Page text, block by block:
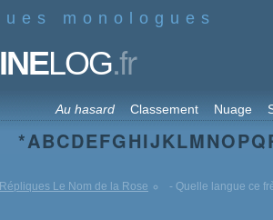
monologues
LOG.fr
Au hasard Classement Nuage
*ABCDEFGHIJKLMNOPQ
Répliques Le Nom de la Rose - Quelle langue ce